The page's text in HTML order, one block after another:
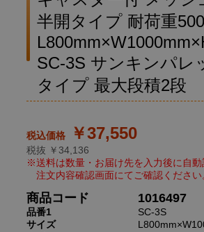
半開タイプ 耐荷重
SC-3S サンキンパレ
タイプ 最大段積2段
￥37,550
税抜 ￥34,136
商品コード 1016497
品番1
SC-3S
サイズ